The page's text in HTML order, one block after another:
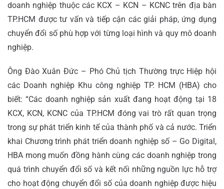
doanh nghiệp thuộc các KCX – KCN – KCNC trên địa bàn
TP.HCM được tư vấn và tiếp cận các giải pháp, ứng dụng
chuyển đổi số phù hợp với từng loại hình và quy mô doanh
nghiệp.
Ông Đào Xuân Đức – Phó Chủ tịch Thường trực Hiệp hội
các Doanh nghiệp Khu công nghiệp TP. HCM (HBA) cho
biết: “Các doanh nghiệp sản xuất đang hoạt động tại 18
KCX, KCN, KCNC của TP.HCM đóng vai trò rất quan trọng
trong sự phát triển kinh tế của thành phố và cả nước. Triển
khai Chương trình phát triển doanh nghiệp số – Go Digital,
HBA mong muốn đồng hành cùng các doanh nghiệp trong
quá trình chuyển đổi số và kết nối những nguồn lực hỗ trợ
cho hoạt động chuyển đổi số của doanh nghiệp được hiệu